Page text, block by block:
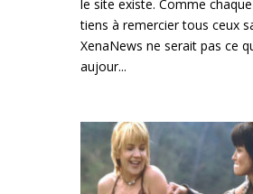
le site existe. Comme
tiens à remercier tous ceux
XenaNews ne serait pas ce
aujour...